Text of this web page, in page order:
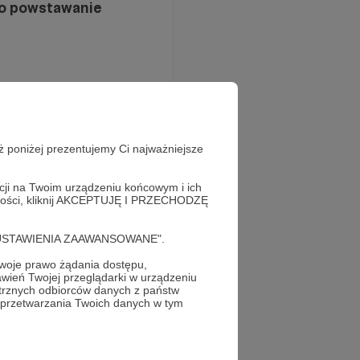
poniżej prezentujemy Ci najważniejsze
na Twoim urządzeniu końcowym i ich
kliknij AKCEPTUJĘ I PRZECHODZĘ
ZAAWANSOWANE".
prawo żądania dostępu,
Twojej przeglądarki w urządzeniu
odbiorców danych z państw
Twoich danych w tym
powstawanie
świecie.
potworów!